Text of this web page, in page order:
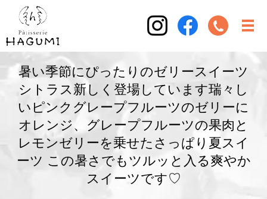
暑い季節にぴったりのゼリースイーツ
シトラス新しく登場しています瑞々し
いピンクグレープフルーツのゼリーに
オレンジ、グレープフルーツの果肉と
レモンゼリーを乗せたさっぱり夏スイ
ーツ この暑さでもツルッと入る爽やか
スイーツです♡